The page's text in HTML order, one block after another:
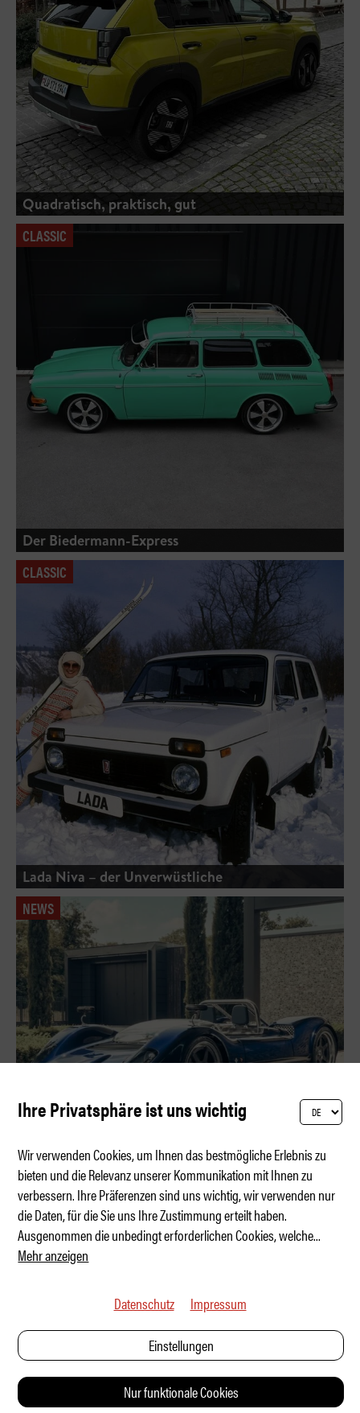
Quadratisch, praktisch, gut
CLASSIC
Der Biedermann-Express
CLASSIC
Lada Niva – der Unverwüstliche
NEWS
Analoger Mittelfinger einer Legende
Ihre Privatsphäre ist uns wichtig
Wir verwenden Cookies, um Ihnen das bestmögliche Erlebnis zu
bieten und die Relevanz unserer Kommunikation mit Ihnen zu
verbessern. Ihre Präferenzen sind uns wichtig, wir verwenden nur
die Daten, für die Sie uns Ihre Zustimmung erteilt haben.
Ausgenommen die unbedingt erforderlichen Cookies, welche...
Mehr anzeigen
Datenschutz Impressum
Einstellungen
Nur funktionale Cookies